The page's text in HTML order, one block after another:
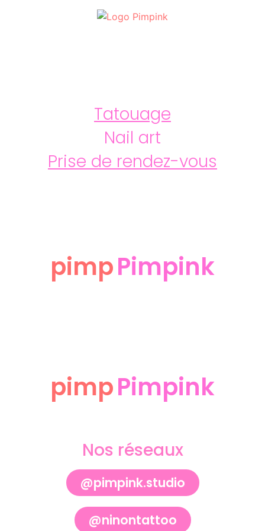
Tatouage
Nail art
Prise de rendez-vous
pimpPimpink
pimpPimpink
Nos réseaux
@pimpink.studio
@ninontattoo